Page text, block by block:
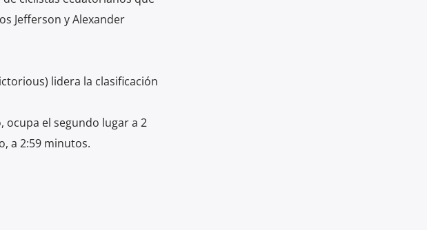
Jefferson y Alexander
lidera la clasificación
ocupa el segundo lugar a 2
a 2:59 minutos.